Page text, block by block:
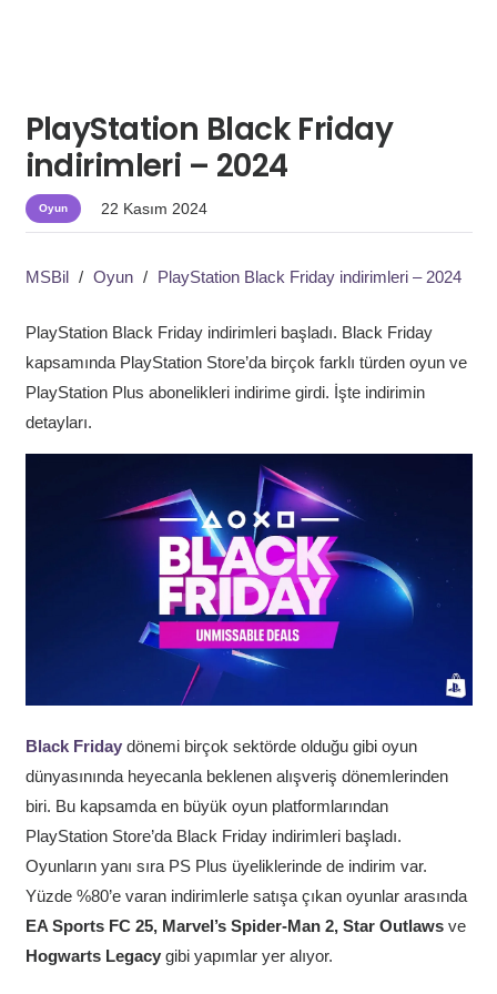
PlayStation Black Friday
indirimleri – 2024
Oyun 22 Kasım 2024
MSBil / Oyun / PlayStation Black Friday indirimleri – 2024
PlayStation Black Friday indirimleri başladı. Black Friday
kapsamında PlayStation Store’da birçok farklı türden oyun ve
PlayStation Plus abonelikleri indirime girdi. İşte indirimin
detayları.
Black Fridaydönemi birçok sektörde olduğu gibi oyun
dünyasınında heyecanla beklenen alışveriş dönemlerinden
biri. Bu kapsamda en büyük oyun platformlarından
PlayStation Store’da Black Friday indirimleri başladı.
Oyunların yanı sıra PS Plus üyeliklerinde de indirim var.
Yüzde %80’e varan indirimlerle satışa çıkan oyunlar arasında
EA Sports FC 25, Marvel’s Spider-Man 2, Star Outlawsve
Hogwarts Legacygibi yapımlar yer alıyor.